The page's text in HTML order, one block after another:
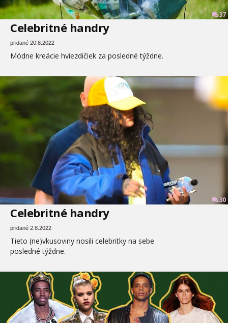
37
Celebritné handry
pridané 20.8.2022
Módne kreácie hviezdičiek za posledné týždne.
30
Celebritné handry
pridané 2.8.2022
Tieto (ne)vkusoviny nosili celebritky na sebe
posledné týždne.